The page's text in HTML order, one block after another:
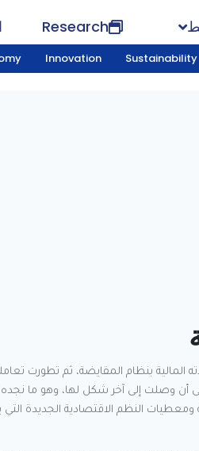
Research
Sustainability
Innovation
المالية بنظام المقايضة، ثم تطورت
أن وصلت إلى آخر شكل لها، وهو ما
ومعطيات النظم الاقتصادية الجديدة